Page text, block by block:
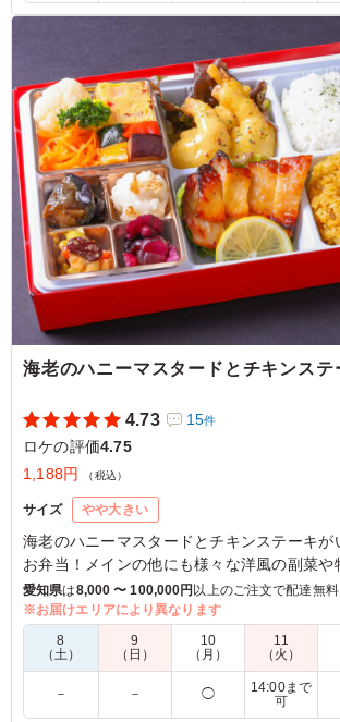
と炊き込みご飯で味の変化が楽しめて良か
ロケ
愛知県名古屋市熱田区大宝2022/06/29
海老のハニーマスタードとチキンステ
4.73 15件
ロケの評価4.75
1,188円
（税込）
サイズ やや大きい
海老のハニーマスタードとチキンステーキが
お弁当！メインの他にも様々な洋風の副菜や
ーが入っており、見た目も楽しめます。
5.0 東海テレビ
ダブルメインということでとにかくおか
の量と内容でした。ハニーマスタードもチ
どちらも弁当に最適な味付けでおかずも彩
愛知県は8,000 〜 100,000円以上のご注文で配達無料
※お届けエリアにより異なります
8
（土）
9
（日）
10
（月）
11
（火）
－ － ◯
14:00まで
可